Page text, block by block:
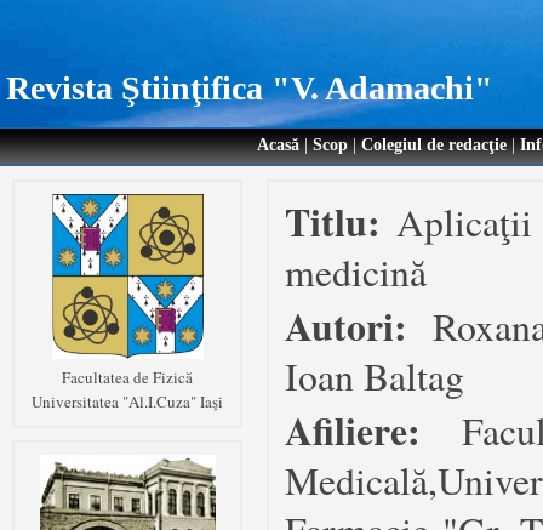
Revista Ştiinţifica "V. Adamachi"
Acasă|Scop|Colegiul de redacţie|
Facultatea de Fizică
Universitatea "Al.I.Cuza" Iaşi
Titlu:Aplicaţii
medicină
Autori:
Ioan Baltag
Afiliere: